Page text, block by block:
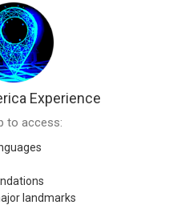
Experience
to access:
landmarks